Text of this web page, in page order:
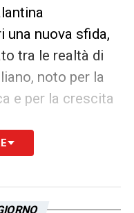
una nuova sfida,
tra le realtà di
noto per la
e per la crescita